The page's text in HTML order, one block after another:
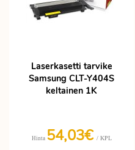
Laserkasetti tarvike
Samsung CLT-Y404S
keltainen 1K
Hinta 54,03€ / KPL